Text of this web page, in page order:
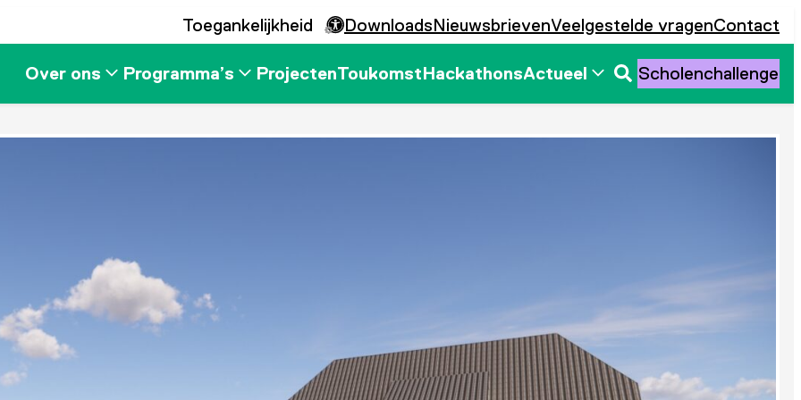
Toegankelijkheid DownloadsNieuwsbrievenVeelgestelde vragenContact
Over ons Programma’s ProjectenToukomstHackathonsActueel
Zoeken
openen
Scholenchallenge